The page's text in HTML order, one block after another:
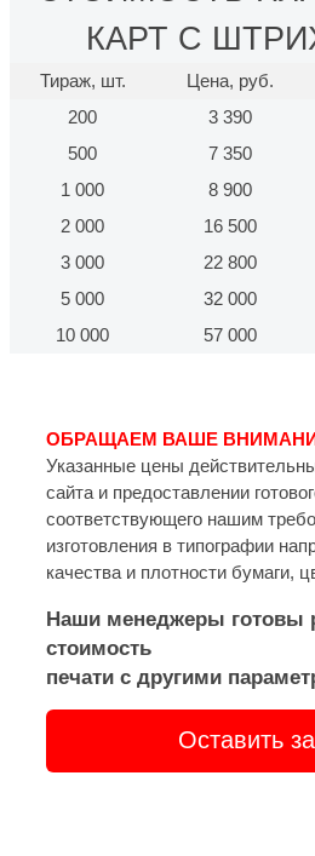
КАРТ С
Тираж, шт. Цена, руб.
200
3 390
500
7 350
1 000
8 900
2 000
16 500
3 000
22 800
5 000
32 000
10 000
57 000
ОБРАЩАЕМ ВАШЕ
Указанные цены
сайта и предоставлении
соответствующего нашим
изготовления в типографии
качества и плотности бумаги,
Наши менеджеры готовы
стоимость
печати с другими
Оставить